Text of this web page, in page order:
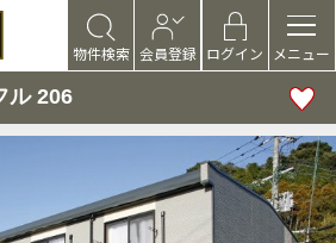
物件検索 会員登録 ログイン メニュー
ル 206